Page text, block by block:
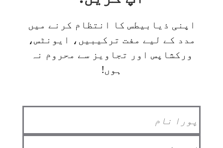
اپنی ذیابیطس کا انتظام کرنے میں
مدد کے لیے مفت ترکیبیں، ایونٹس،
ورکشاپس اور تجاویز سے محروم نہ
ہوں!